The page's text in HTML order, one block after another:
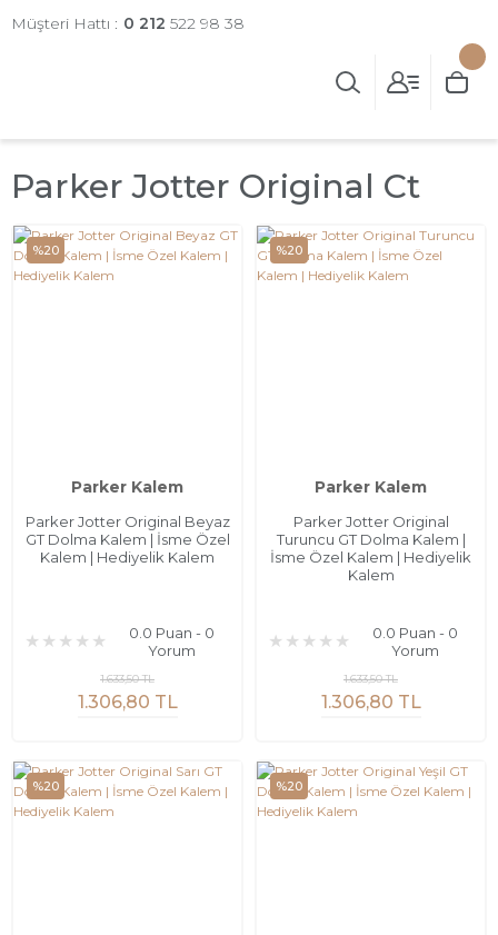
Müşteri Hattı : 0 212 522 98 38
Parker Jotter Original Ct
%20
Parker Kalem
Parker Jotter Original Beyaz
GT Dolma Kalem | İsme Özel
Kalem | Hediyelik Kalem
0.0 Puan - 0
Yorum
1.306,80 TL
1.633,50 TL
%20
Parker Kalem
Parker Jotter Original
Turuncu GT Dolma Kalem |
İsme Özel Kalem | Hediyelik
Kalem
0.0 Puan - 0
Yorum
1.306,80 TL
1.633,50 TL
%20 %20